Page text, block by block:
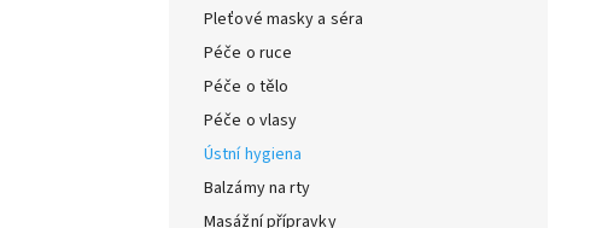
Pleťové masky a séra
Péče o ruce
Péče o tělo
Péče o vlasy
Ústní hygiena
Balzámy na rty
Masážní přípravky